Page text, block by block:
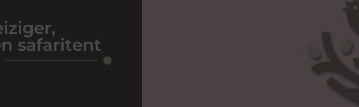
safaritent